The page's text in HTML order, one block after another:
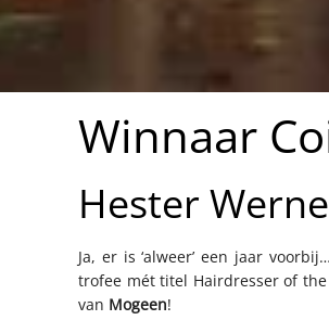
Winnaar
Hester
Ja, er is ‘alweer’ een jaar
trofee mét titel Hairdresser of
van Mogeen!